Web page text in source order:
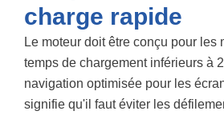
charge rapide
Le moteur doit être conçu pour les
temps de chargement inférieurs à
navigation optimisée pour les
signifie qu'il faut éviter les